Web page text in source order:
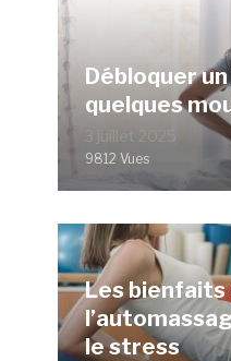
Débloquer
quelques
3 juillet 2025
9812 Vues
Les bienfaits
le stress